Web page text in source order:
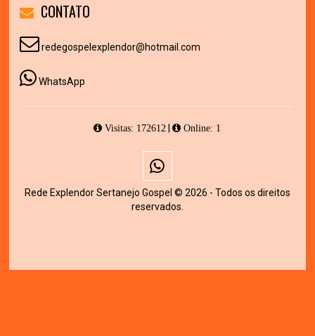
CONTATO
redegospelexplendor@hotmail.com
WhatsApp
Visitas: 172612 | Online: 1
Rede Explendor Sertanejo Gospel © 2026 - Todos os direitos
reservados.